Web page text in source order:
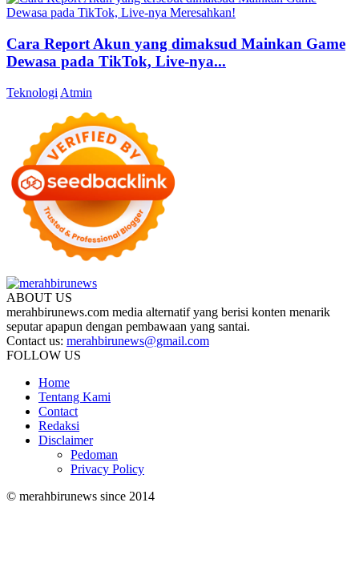
Cara Report Akun yang dimaksud Mainkan Game
Dewasa pada TikTok, Live-nya...
Teknologi Atmin
ABOUT US
merahbirunews.com media alternatif yang berisi konten menarik
seputar apapun dengan pembawaan yang santai.
Contact us: merahbirunews@gmail.com
FOLLOW US
Home
Tentang Kami
Contact
Redaksi
Disclaimer
Pedoman
Privacy Policy
© merahbirunews since 2014